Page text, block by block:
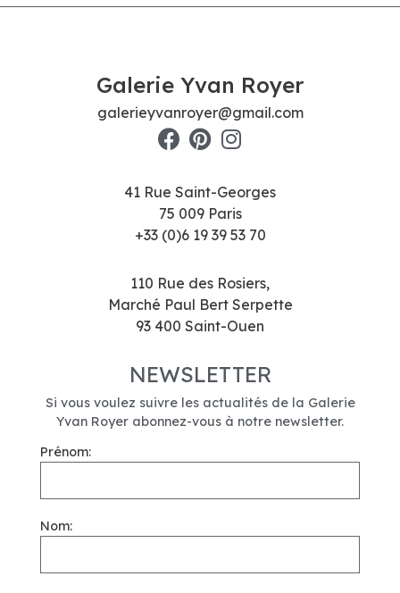
Galerie Yvan Royer
galerieyvanroyer@gmail.com
41 Rue Saint-Georges
75 009 Paris
+33 (0)6 19 39 53 70
110 Rue des Rosiers,
Marché Paul Bert Serpette
93 400 Saint-Ouen
NEWSLETTER
Si vous voulez suivre les actualités de la Galerie
Yvan Royer abonnez-vous à notre newsletter.
Prénom:
Nom: